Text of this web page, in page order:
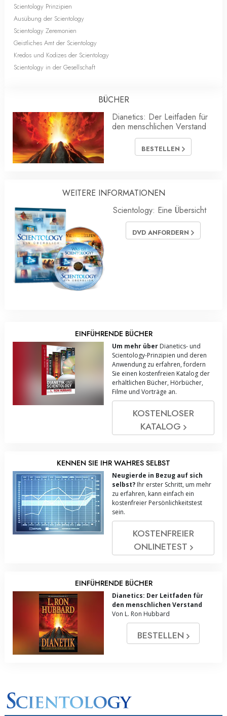
Scientology Prinzipien
Ausübung der Scientology
Scientology Zeremonien
Geistliches Amt der Scientology
Kredos und Kodizes der Scientology
Scientology in der Gesellschaft
BÜCHER
Dianetics: Der Leitfaden für
den menschlichen Verstand
BESTELLEN
WEITERE INFORMATIONEN
Scientology: Eine Übersicht
DVD ANFORDERN
EINFÜHRENDE BÜCHER
Um mehr über Dianetics- und
Scientology-Prinzipien und deren
Anwendung zu erfahren, fordern
Sie einen kostenfreien Katalog der
erhältlichen Bücher, Hörbücher,
Filme und Vorträge an.
KOSTENLOSER
KATALOG
KENNEN SIE IHR WAHRES SELBST
Neugierde in Bezug auf sich
selbst? Ihr erster Schritt, um mehr
zu erfahren, kann einfach ein
kostenfreier Persönlichkeitstest
sein.
KOSTENFREIER
ONLINE­TEST
EINFÜHRENDE BÜCHER
Dianetics: Der Leitfaden für
den menschlichen Verstand
Von L. Ron Hubbard
BESTELLEN